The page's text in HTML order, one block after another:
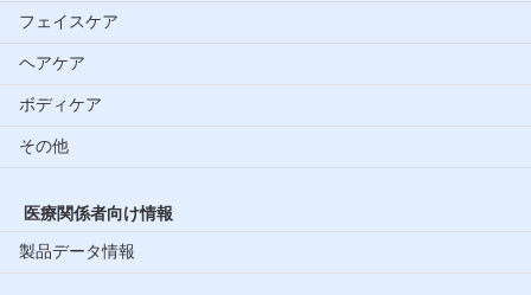
フェイスケア
ヘアケア
ボディケア
その他
医療関係者向け情報
製品データ情報